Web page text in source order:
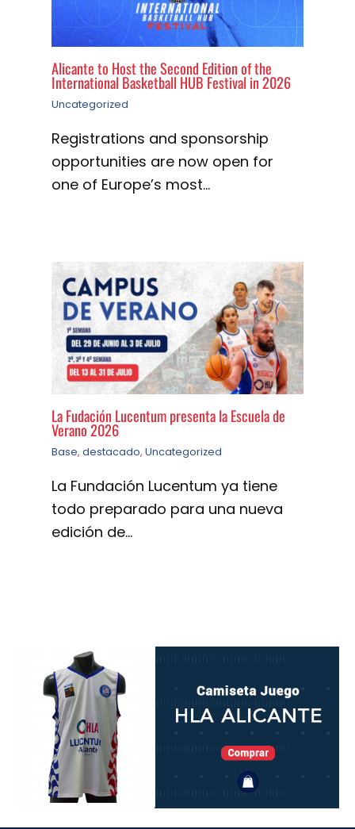
Alicante to Host the Second Edition of the
International Basketball HUB Festival in 2026
Uncategorized
Registrations and sponsorship
opportunities are now open for
one of Europe’s most…
La Fudación Lucentum presenta la Escuela de
Verano 2026
Base, destacado, Uncategorized
La Fundación Lucentum ya tiene
todo preparado para una nueva
edición de…